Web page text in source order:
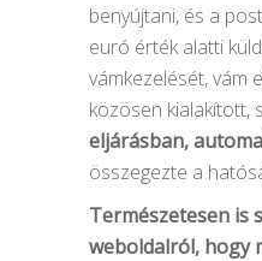
benyújtani, és a
euró érték alatti
vámkezelését, vám
közösen kialakított,
eljárásban,
összegezte a
Természetesen is
weboldalról, hogy